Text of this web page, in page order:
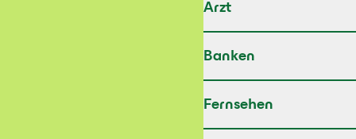
Arzt
Banken
Fernsehen